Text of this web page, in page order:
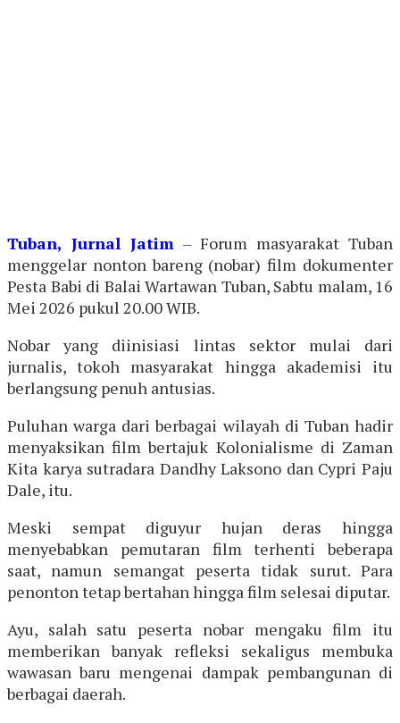
Tuban, Jurnal Jatim – Forum masyarakat Tuban
menggelar nonton bareng (nobar) film dokumenter
Pesta Babi di Balai Wartawan Tuban, Sabtu malam, 16
Mei 2026 pukul 20.00 WIB.
Nobar yang diinisiasi lintas sektor mulai dari
jurnalis, tokoh masyarakat hingga akademisi itu
berlangsung penuh antusias.
Puluhan warga dari berbagai wilayah di Tuban hadir
menyaksikan film bertajuk Kolonialisme di Zaman
Kita karya sutradara Dandhy Laksono dan Cypri Paju
Dale, itu.
Meski sempat diguyur hujan deras hingga
menyebabkan pemutaran film terhenti beberapa
saat, namun semangat peserta tidak surut. Para
penonton tetap bertahan hingga film selesai diputar.
Ayu, salah satu peserta nobar mengaku film itu
memberikan banyak refleksi sekaligus membuka
wawasan baru mengenai dampak pembangunan di
berbagai daerah.